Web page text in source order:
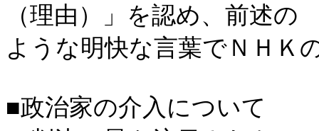
（理由）」を認め、前述の
ような明快な言葉でＮＨＫ
■政治家の介入について